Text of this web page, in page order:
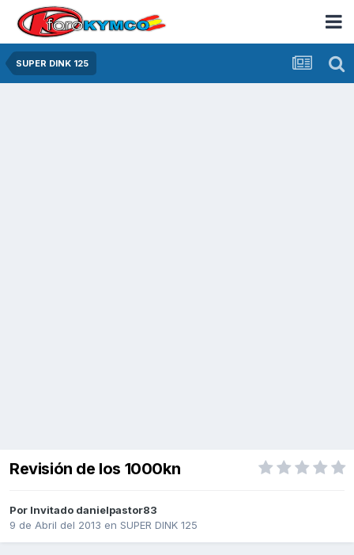
SUPER DINK 125
Revisión de los 1000kn
Por Invitado danielpastor83
9 de Abril del 2013 en SUPER DINK 125